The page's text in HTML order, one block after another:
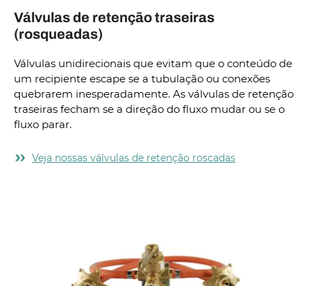
Válvulas de retenção traseiras
(rosqueadas)
Válvulas unidirecionais que evitam que o conteúdo de
um recipiente escape se a tubulação ou conexões
quebrarem inesperadamente. As válvulas de retenção
traseiras fecham se a direção do fluxo mudar ou se o
fluxo parar.
Veja nossas válvulas de retenção roscadas